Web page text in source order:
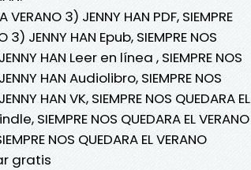
VERANO 3) JENNY HAN PDF, SIEMPRE
3) JENNY HAN Epub, SIEMPRE NOS
HAN Leer en línea , SIEMPRE NOS
HAN Audiolibro, SIEMPRE NOS
HAN VK, SIEMPRE NOS QUEDARA EL
SIEMPRE NOS QUEDARA EL VERANO
NOS QUEDARA EL VERANO
gratis